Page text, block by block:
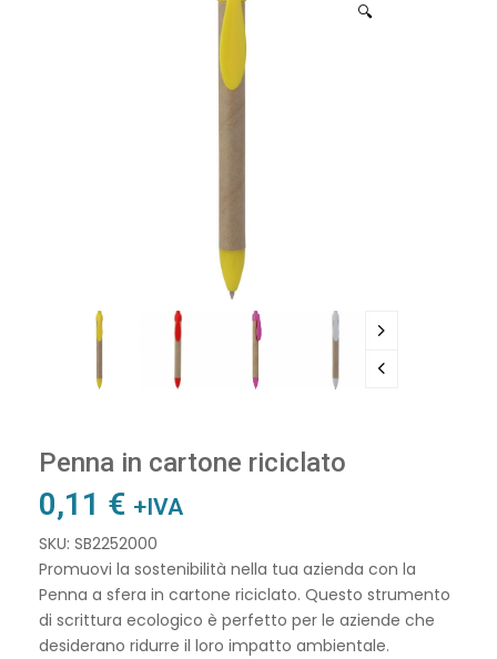
🔍
Penna in cartone riciclato
0,11 € +IVA
SKU: SB2252000
Promuovi la sostenibilità nella tua azienda con la
Penna a sfera in cartone riciclato. Questo strumento
di scrittura ecologico è perfetto per le aziende che
desiderano ridurre il loro impatto ambientale.